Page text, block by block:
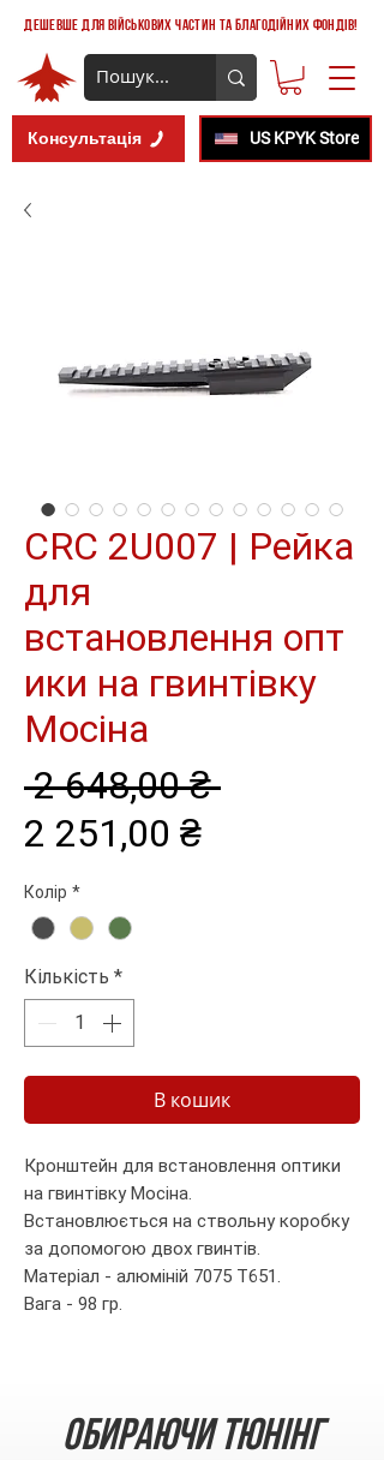
дешевше для військових частин та благодійних фондів!
Консультація US KPYK Store
CRC 2U007 | Рейка
для
встановлення опт
ики на гвинтівку
Мосіна
2 648,00 ₴ Звичайна
2 251,00 ₴За
Колір *
Кількість *
В кошик
Кронштейн для встановлення оптики
на гвинтівку Мосіна.
Встановлюється на ствольну коробку
за допомогою двох гвинтів.
Матеріал - алюміній 7075 T651.
Вага - 98 гр.
Обираючи тюнінг